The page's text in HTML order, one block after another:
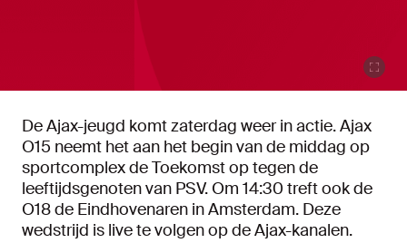
De Ajax-jeugd komt zaterdag weer in actie. Ajax
O15 neemt het aan het begin van de middag op
sportcomplex de Toekomst op tegen de
leeftijdsgenoten van PSV. Om 14:30 treft ook de
O18 de Eindhovenaren in Amsterdam. Deze
wedstrijd is live te volgen op de Ajax-kanalen.